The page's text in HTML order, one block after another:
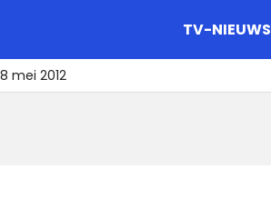
TV-NIEUWS
mei 2012